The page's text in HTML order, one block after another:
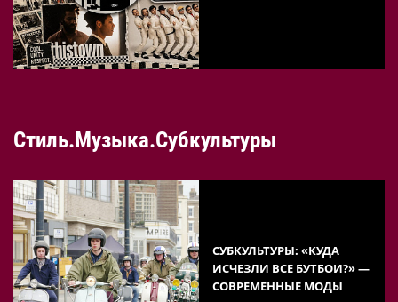
Стиль.Музыка.Субкультуры
СУБКУЛЬТУРЫ: «КУДА
ИСЧЕЗЛИ ВСЕ БУТБОИ?» —
СОВРЕМЕННЫЕ МОДЫ